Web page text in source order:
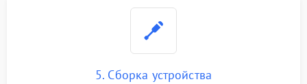
5. Сборка устройства